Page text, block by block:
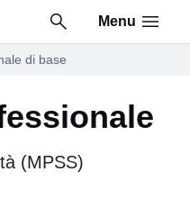
Menu
di base
(MPSS)